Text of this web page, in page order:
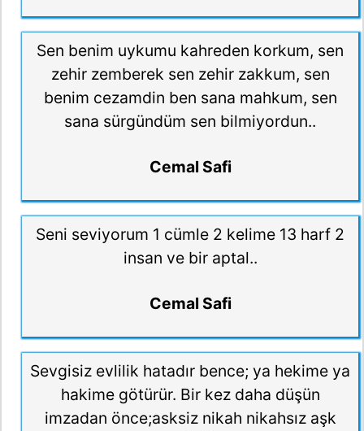
Sen benim uykumu kahreden korkum, sen
zehir zemberek sen zehir zakkum, sen
benim cezamdin ben sana mahkum, sen
sana sürgündüm sen bilmiyordun..
Cemal Safi
Seni seviyorum 1 cümle 2 kelime 13 harf 2
insan ve bir aptal..
Cemal Safi
Sevgisiz evlilik hatadır bence; ya hekime ya
hakime götürür. Bir kez daha düşün
imzadan önce;asksiz nikah nikahsız aşk